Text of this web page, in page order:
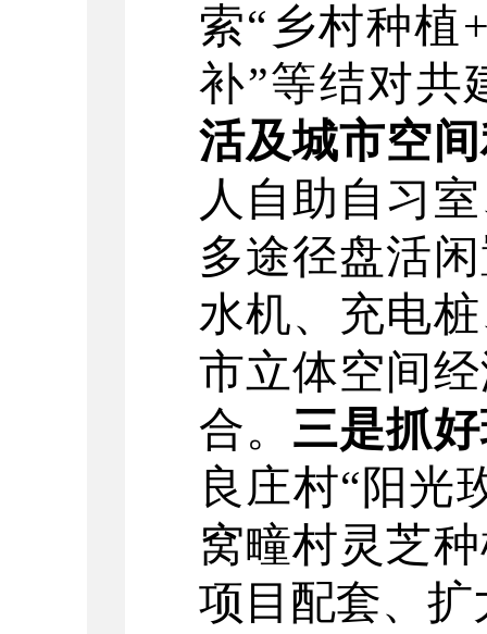
索“ 乡村种植
补”等结对共
活及城市空
人自助自习
多途径盘活
水机、充电
市立体空间
合。 三是抓
良庄村“阳光
窝疃村灵芝
项目配套、